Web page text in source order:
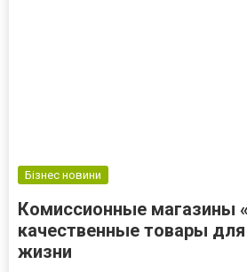
Бізнес новини
Комиссионные магазины
качественные товары
жизни